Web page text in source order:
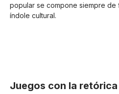
popular se compone siempre de
índole cultural.
Juegos con la retórica